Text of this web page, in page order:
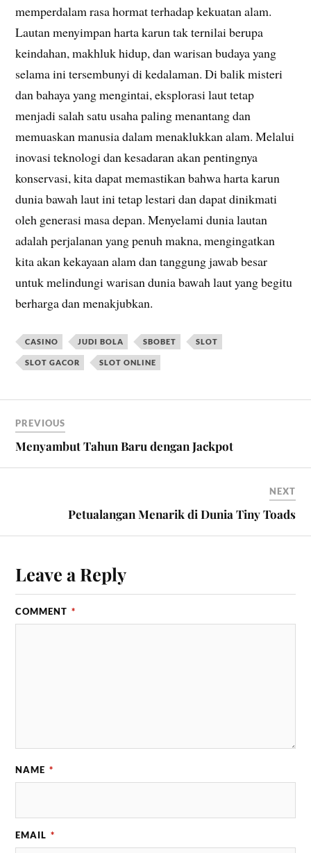
memperdalam rasa hormat terhadap kekuatan alam.
Lautan menyimpan harta karun tak ternilai berupa
keindahan, makhluk hidup, dan warisan budaya yang
selama ini tersembunyi di kedalaman. Di balik misteri
dan bahaya yang mengintai, eksplorasi laut tetap
menjadi salah satu usaha paling menantang dan
memuaskan manusia dalam menaklukkan alam. Melalui
inovasi teknologi dan kesadaran akan pentingnya
konservasi, kita dapat memastikan bahwa harta karun
dunia bawah laut ini tetap lestari dan dapat dinikmati
oleh generasi masa depan. Menyelami dunia lautan
adalah perjalanan yang penuh makna, mengingatkan
kita akan kekayaan alam dan tanggung jawab besar
untuk melindungi warisan dunia bawah laut yang begitu
berharga dan menakjubkan.
CASINO JUDI BOLA SBOBET SLOT
SLOT GACOR SLOT ONLINE
PREVIOUS
Menyambut Tahun Baru dengan Jackpot
NEXT
Petualangan Menarik di Dunia Tiny Toads
Leave a Reply
COMMENT *
NAME *
EMAIL *